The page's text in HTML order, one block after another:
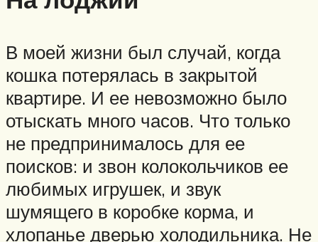
В моей жизни был случай, когда
кошка потерялась в закрытой
квартире. И ее невозможно было
отыскать много часов. Что только
не предпринималось для ее
поисков: и звон колокольчиков ее
любимых игрушек, и звук
шумящего в коробке корма, и
хлопанье дверью холодильника. Не